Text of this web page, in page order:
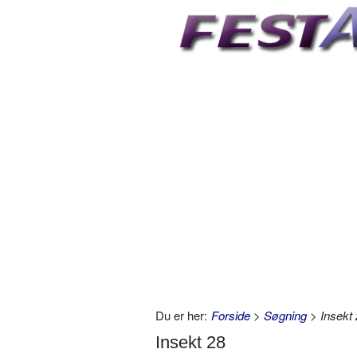
Du er her: Forside > Søgning> Insekt
Insekt 28